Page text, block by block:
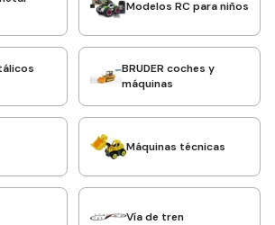
Modelos RC para niños
BRUDER coches y
máquinas
Máquinas técnicas
Vía de tren